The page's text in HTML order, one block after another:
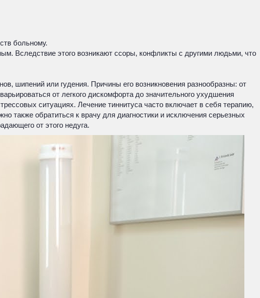
больному.
Вследствие этого возникают ссоры, конфликты с другими людьми, что
шипений или гудения. Причины его возникновения разнообразны: от
от легкого дискомфорта до значительного ухудшения
ситуациях. Лечение тиннитуса часто включает в себя терапию,
также обратиться к врачу для диагностики и исключения серьезных
от этого недуга.